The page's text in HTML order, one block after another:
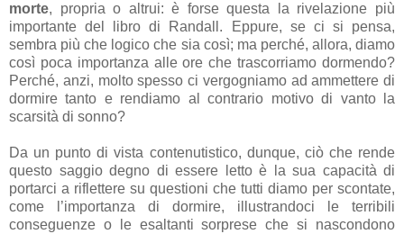
morte, propria o altrui: è forse questa la rivelazione più
importante del libro di Randall. Eppure, se ci si pensa,
sembra più che logico che sia così; ma perché, allora, diamo
così poca importanza alle ore che trascorriamo dormendo?
Perché, anzi, molto spesso ci vergogniamo ad ammettere di
dormire tanto e rendiamo al contrario motivo di vanto la
scarsità di sonno?
Da un punto di vista contenutistico, dunque, ciò che rende
questo saggio degno di essere letto è la sua capacità di
portarci a riflettere su questioni che tutti diamo per scontate,
come l’importanza di dormire, illustrandoci le terribili
conseguenze o le esaltanti sorprese che si nascondono